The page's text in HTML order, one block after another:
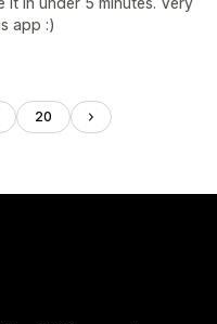
app :)
20